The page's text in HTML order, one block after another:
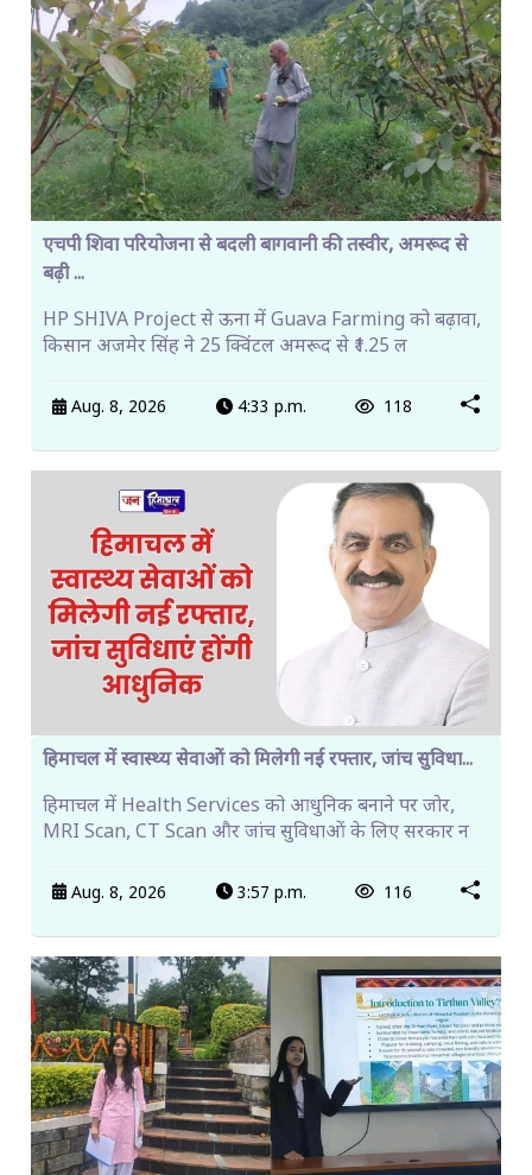
एचपी शिवा परियोजना से बदली बागवानी की तस्वीर, अमरूद से
बढ़ी ...
HP SHIVA Project से ऊना में Guava Farming को बढ़ावा,
किसान अजमेर सिंह ने 25 क्विंटल अमरूद से ₹1.25 ल
Aug. 8, 2026 4:33 p.m. 118
हिमाचल में स्वास्थ्य सेवाओं को मिलेगी नई रफ्तार, जांच सुविधा...
हिमाचल में Health Services को आधुनिक बनाने पर जोर,
MRI Scan, CT Scan और जांच सुविधाओं के लिए सरकार न
Aug. 8, 2026 3:57 p.m. 116